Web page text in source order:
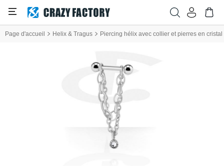
Page d'accueil Helix & Tragus Piercing hélix avec collier et pierres en cristal